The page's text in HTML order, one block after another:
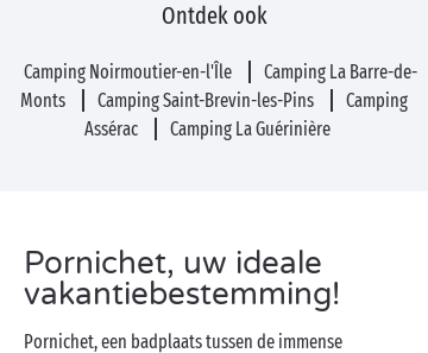
Ontdek ook
Camping Noirmoutier-en-l'Île
Camping La Barre-de-
Monts
Camping Saint-Brevin-les-Pins
Camping
Assérac
Camping La Guérinière
Pornichet, uw ideale
vakantiebestemming!
Pornichet, een badplaats tussen de immense